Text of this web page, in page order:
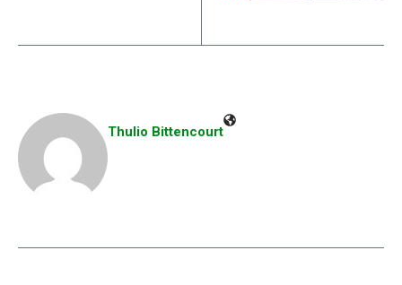
Thulio Bittencourt